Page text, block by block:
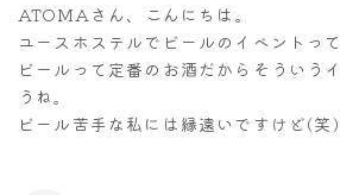
ATOMAさん、こんにちは。
ユースホステルでビールのイベントっ
ビールって定番のお酒だからそういう
うね。
ビール苦手な私には縁遠いですけど(笑)